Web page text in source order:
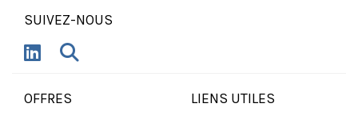
SUIVEZ-NOUS
OFFRES LIENS UTILES